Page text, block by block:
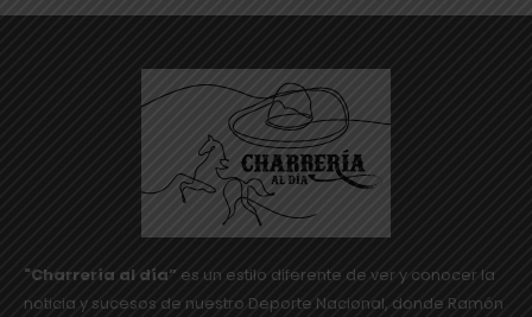
"Charrería al día” es un estilo diferente de ver y conocer la
noticia y sucesos de nuestro Deporte Nacional, donde Ramón